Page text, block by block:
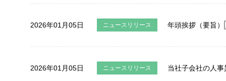
2026年01月05日 ニュースリリース 年頭挨拶（要旨）
2026年01月05日 ニュースリリース 当社子会社の人